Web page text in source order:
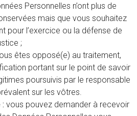
Personnelles n’ont plus de
mais que vous souhaitez
pour l’exercice ou la défense de
;
êtes opposé(e) au traitement,
portant sur le point de savoir
poursuivis par le responsable
sur les vôtres.
vous pouvez demander à recevoir